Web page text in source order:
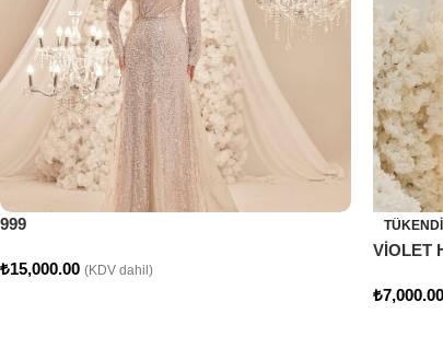
999
₺15,000.00 (KDV dahil)
TÜKENDI
VİOLET
₺7,000.00